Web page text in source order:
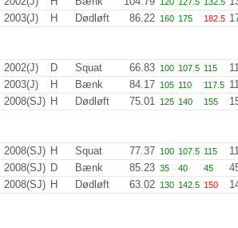
2003(J) H Dødløft 86.22 160 175 182.5
2002(J) D Squat 66.83 100 107.5 115
2003(J) H Bænk 84.17 105 110 117.5
2008(SJ) H Dødløft 75.01 125 140 155
2008(SJ) H Squat 77.37 100 107.5 115
2008(SJ) D Bænk 85.23 35 40 45
2008(SJ) H Dødløft 63.02 130 142.5 150